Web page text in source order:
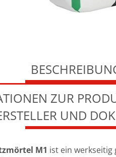
ZUR
UND
M1 ist ein